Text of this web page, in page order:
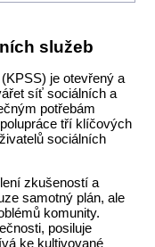
služeb
je otevřený a
síť sociálních a
potřebám
tří klíčových
sociálních
zkušeností a
samotný plán, ale
komunity.
posiluje
ke kultivované